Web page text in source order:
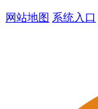
网站地图 系统入口